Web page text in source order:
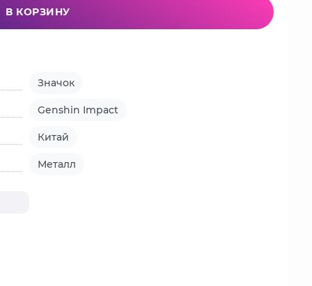
В КОРЗИНУ
Значок
Genshin Impact
Китай
Металл